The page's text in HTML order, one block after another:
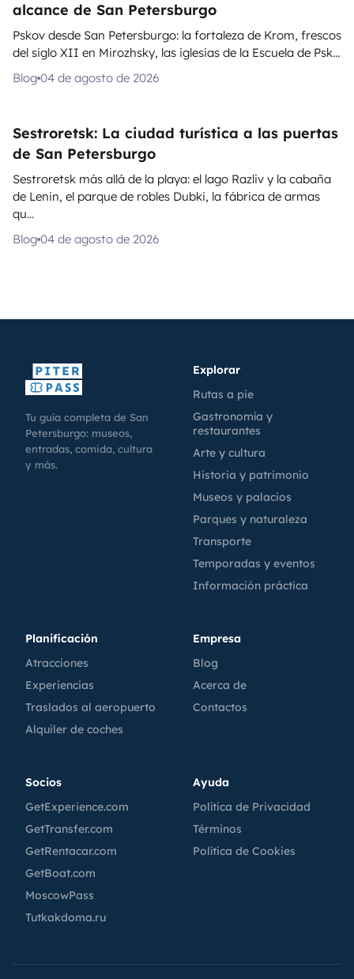
alcance de San Petersburgo
Pskov desde San Petersburgo: la fortaleza de Krom, frescos
del siglo XII en Mirozhsky, las iglesias de la Escuela de Psk...
Blog 04 de agosto de 2026
Sestroretsk: La ciudad turística a las puertas
de San Petersburgo
Sestroretsk más allá de la playa: el lago Razliv y la cabaña
de Lenin, el parque de robles Dubki, la fábrica de armas
qu...
Blog 04 de agosto de 2026
Tu guía completa de San
Petersburgo: museos,
entradas, comida, cultura
y más.
Explorar
Rutas a pie
Gastronomía y
restaurantes
Arte y cultura
Historia y patrimonio
Museos y palacios
Parques y naturaleza
Transporte
Temporadas y eventos
Información práctica
Planificación
Atracciones
Experiencias
Traslados al aeropuerto
Alquiler de coches
Empresa
Blog
Acerca de
Contactos
Socios
GetExperience.com
GetTransfer.com
GetRentacar.com
GetBoat.com
MoscowPass
Tutkakdoma.ru
Ayuda
Política de Privacidad
Términos
Política de Cookies